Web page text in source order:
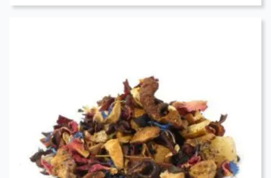
à
choisies
sur
la
page
du
produit